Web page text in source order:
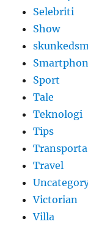
Selebriti
Show
Sport
Tale
Teknologi
Tips
Travel
Victorian
Villa